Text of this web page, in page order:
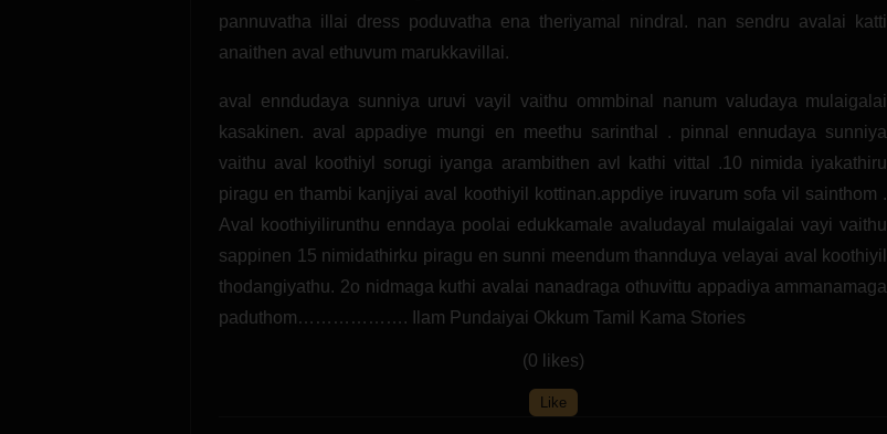
pannuvatha illai dress poduvatha ena theriyamal nindral. nan sendru avalai katti
anaithen aval ethuvum marukkavillai.
aval enndudaya sunniya uruvi vayil vaithu ommbinal nanum valudaya mulaigalai
kasakinen. aval appadiye mungi en meethu sarinthal . pinnal ennudaya sunniya
vaithu aval koothiyl sorugi iyanga arambithen avl kathi vittal .10 nimida iyakathiru
piragu en thambi kanjiyai aval koothiyil kottinan.appdiye iruvarum sofa vil sainthom .
Aval koothiyilirunthu enndaya poolai edukkamale avaludayal mulaigalai vayi vaithu
sappinen 15 nimidathirku piragu en sunni meendum thannduya velayai aval koothiyil
thodangiyathu. 2o nidmaga kuthi avalai nanadraga othuvittu appadiya ammanamaga
paduthom………………. Ilam Pundaiyai Okkum Tamil Kama Stories
(0 likes)
Like